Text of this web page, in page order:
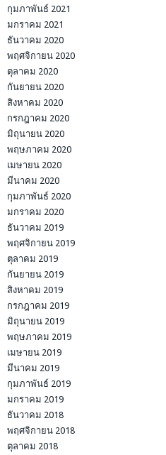
กุมภาพันธ์ 2021
มกราคม 2021
ธันวาคม 2020
พฤศจิกายน 2020
ตุลาคม 2020
กันยายน 2020
สิงหาคม 2020
กรกฎาคม 2020
มิถุนายน 2020
พฤษภาคม 2020
เมษายน 2020
มีนาคม 2020
กุมภาพันธ์ 2020
มกราคม 2020
ธันวาคม 2019
พฤศจิกายน 2019
ตุลาคม 2019
กันยายน 2019
สิงหาคม 2019
กรกฎาคม 2019
มิถุนายน 2019
พฤษภาคม 2019
เมษายน 2019
มีนาคม 2019
กุมภาพันธ์ 2019
มกราคม 2019
ธันวาคม 2018
พฤศจิกายน 2018
ตุลาคม 2018